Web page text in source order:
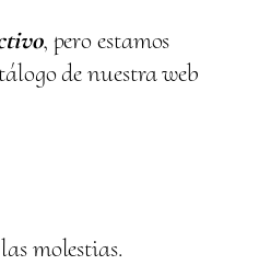
, pero estamos
de nuestra web
molestias.